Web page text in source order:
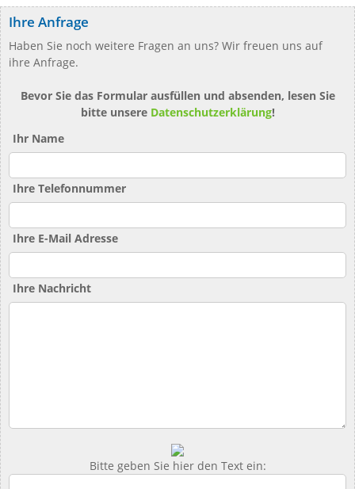
Ihre Anfrage
Haben Sie noch weitere Fragen an uns? Wir freuen uns auf
ihre Anfrage.
Bevor Sie das Formular ausfüllen und absenden, lesen Sie
bitte unsere Datenschutzerklärung!
Ihr Name
Ihre Telefonnummer
Ihre E-Mail Adresse
Ihre Nachricht
Bitte geben Sie hier den Text ein: